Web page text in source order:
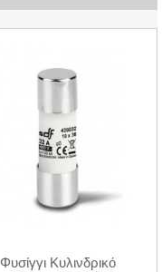
Φυσίγγι Κυλινδρικό